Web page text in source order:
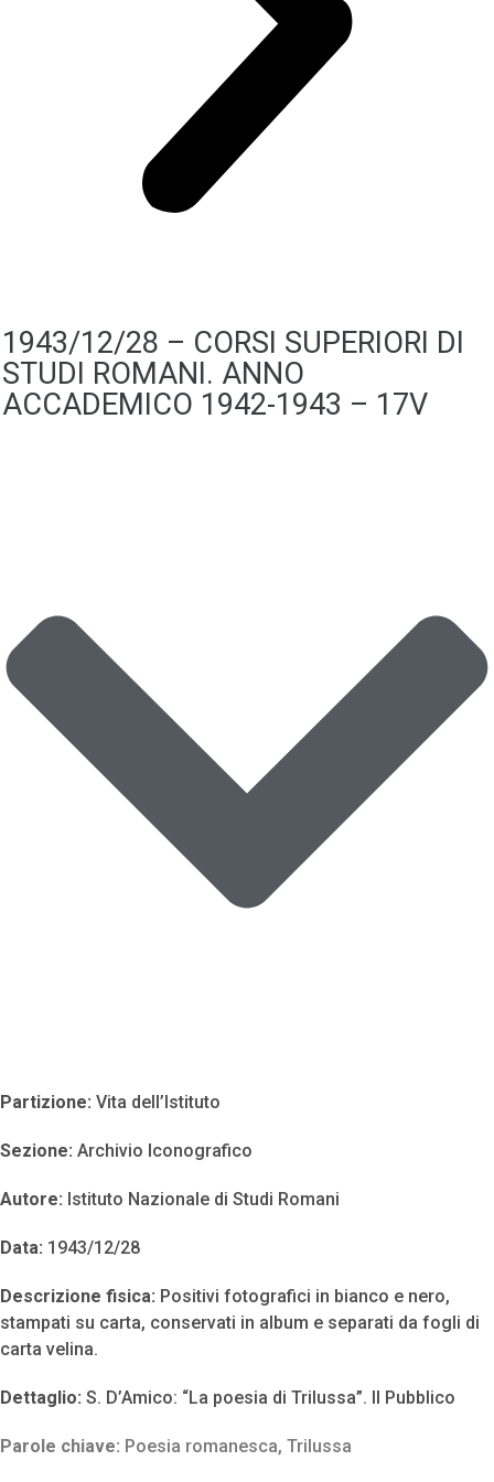
1943/12/28 – CORSI SUPERIORI DI
STUDI ROMANI. ANNO
ACCADEMICO 1942-1943 – 17V
Partizione: Vita dell’Istituto
Sezione: Archivio Iconografico
Autore: Istituto Nazionale di Studi Romani
Data: 1943/12/28
Descrizione fisica: Positivi fotografici in bianco e nero,
stampati su carta, conservati in album e separati da fogli di
carta velina.
Dettaglio: S. D’Amico: “La poesia di Trilussa”. Il Pubblico
Parole chiave: Poesia romanesca, Trilussa